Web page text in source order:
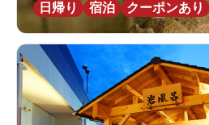
日帰り
宿泊 クーポンあり